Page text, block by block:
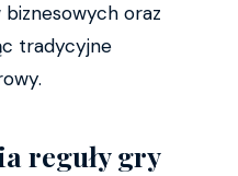
oraz
tradycyjne
reguły gry